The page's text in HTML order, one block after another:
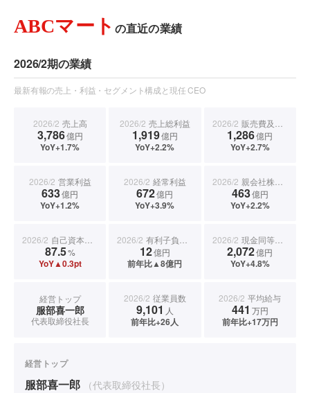
ABCマート の直近の業績
2026/2期の業績
最新有報の売上・利益・セグメント構成と現任 CEO
2026/2 売上高
3,786億円
YoY+1.7%
2026/2 売上総利益
1,919億円
YoY+2.2%
2026/2 販売費及び一般管理費
1,286億円
YoY+2.7%
2026/2 営業利益
633億円
YoY+1.2%
2026/2 経常利益
672億円
YoY+3.9%
2026/2 親会社株主に帰属する当期純利益
463億円
YoY+2.2%
2026/2 自己資本比率
87.5%
YoY▲0.3pt
2026/2 有利子負債合計
12億円
前年比▲8億円
2026/2 現金同等物期末残高
2,072億円
YoY+4.8%
経営トップ
服部喜一郎
代表取締役社長
2026/2 従業員数
9,101 人
前年比+26人
2026/2 平均給与
441 万円
前年比+17万円
経営トップ
服部喜一郎 （代表取締役社長）